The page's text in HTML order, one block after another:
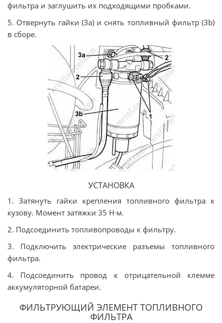
фильтра и заглушить их подходящими пробками.
5. Отвернуть гайки (3a) и снять топливный фильтр (3b)
в сборе.
УСТАНОВКА
1. Затянуть гайки крепления топливного фильтра к
кузову. Момент затяжки 35 Н∙м.
2. Подсоединить топливопроводы к фильтру.
3. Подключить электрические разъемы топливного
фильтра.
4. Подсоединить провод к отрицательной клемме
аккумуляторной батареи.
ФИЛЬТРУЮЩИЙ ЭЛЕМЕНТ ТОПЛИВНОГО
ФИЛЬТРА